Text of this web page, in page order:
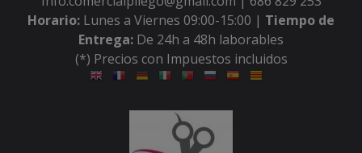
Horario: Lunes a Viernes 09:00-15:00 | Tiempo de
Entrega: De 24h a 48h laborables
(*) Precios con Impuestos incluidos